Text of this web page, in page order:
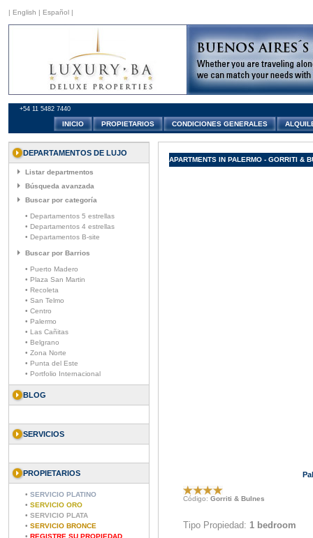
| English | Español |
+54 11 5482 7440
INICIO PROPIETARIOS CONDICIONES GENERALES
DEPARTAMENTOS DE LUJO
Listar departmentos
Búsqueda avanzada
Buscar por categoría
• Departamentos 5 estrellas
• Departamentos 4 estrellas
• Departamentos B-site
Buscar por Barrios
• Puerto Madero
• Plaza San Martin
• Recoleta
• San Telmo
• Centro
• Palermo
• Las Cañitas
• Belgrano
• Zona Norte
• Punta del Este
• Portfolio Internacional
BLOG
SERVICIOS
PROPIETARIOS
• SERVICIO PLATINO
• SERVICIO ORO
• SERVICIO PLATA
• SERVICIO BRONCE
• REGISTRE SU PROPIEDAD
APARTMENTS IN PALERMO - GORRITI &
Código: Gorriti & Bulnes
Tipo Propiedad: 1 bedroom